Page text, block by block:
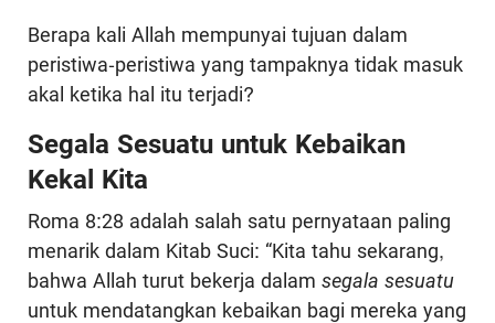
Berapa kali Allah mempunyai tujuan dalam
peristiwa-peristiwa yang tampaknya tidak masuk
akal ketika hal itu terjadi?
Segala Sesuatu untuk Kebaikan
Kekal Kita
Roma 8:28 adalah salah satu pernyataan paling
menarik dalam Kitab Suci: “Kita tahu sekarang,
bahwa Allah turut bekerja dalam segala sesuatu
untuk mendatangkan kebaikan bagi mereka yang